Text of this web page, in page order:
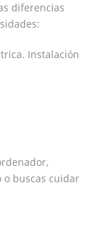
diferencias
Instalación
o buscas cuidar